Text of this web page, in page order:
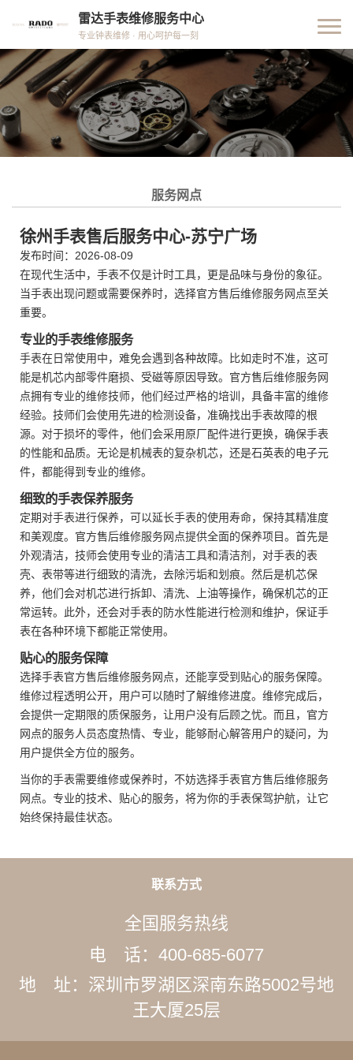
雷达手表维修服务中心
专业钟表维修 · 用心呵护每一刻
服务网点
徐州手表售后服务中心-苏宁广场
发布时间：2026-08-09
在现代生活中，手表不仅是计时工具，更是品味与身份的象征。
当手表出现问题或需要保养时，选择官方售后维修服务网点至关
重要。
专业的手表维修服务
手表在日常使用中，难免会遇到各种故障。比如走时不准，这可
能是机芯内部零件磨损、受磁等原因导致。官方售后维修服务网
点拥有专业的维修技师，他们经过严格的培训，具备丰富的维修
经验。技师们会使用先进的检测设备，准确找出手表故障的根
源。对于损坏的零件，他们会采用原厂配件进行更换，确保手表
的性能和品质。无论是机械表的复杂机芯，还是石英表的电子元
件，都能得到专业的维修。
细致的手表保养服务
定期对手表进行保养，可以延长手表的使用寿命，保持其精准度
和美观度。官方售后维修服务网点提供全面的保养项目。首先是
外观清洁，技师会使用专业的清洁工具和清洁剂，对手表的表
壳、表带等进行细致的清洗，去除污垢和划痕。然后是机芯保
养，他们会对机芯进行拆卸、清洗、上油等操作，确保机芯的正
常运转。此外，还会对手表的防水性能进行检测和维护，保证手
表在各种环境下都能正常使用。
贴心的服务保障
选择手表官方售后维修服务网点，还能享受到贴心的服务保障。
维修过程透明公开，用户可以随时了解维修进度。维修完成后，
会提供一定期限的质保服务，让用户没有后顾之忧。而且，官方
网点的服务人员态度热情、专业，能够耐心解答用户的疑问，为
用户提供全方位的服务。
当你的手表需要维修或保养时，不妨选择手表官方售后维修服务
网点。专业的技术、贴心的服务，将为你的手表保驾护航，让它
始终保持最佳状态。
联系方式
全国服务热线
电 话：400-685-6077
地 址：深圳市罗湖区深南东路5002号地
王大厦25层